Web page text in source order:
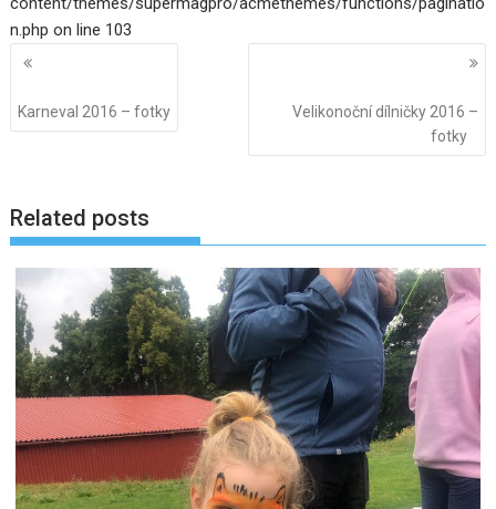
n.php on line 103
Navigace
příspěvky
Karneval 2016 – fotky
Velikonoční dílničky 2016 –
fotky
Related posts